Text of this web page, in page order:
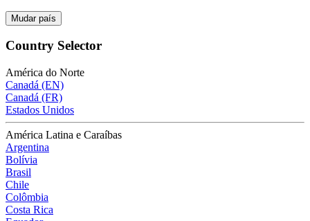
Mudar país
Country Selector
América do Norte
Canadá (EN)
Canadá (FR)
Estados Unidos
América Latina e Caraíbas
Argentina
Bolívia
Brasil
Chile
Colômbia
Costa Rica